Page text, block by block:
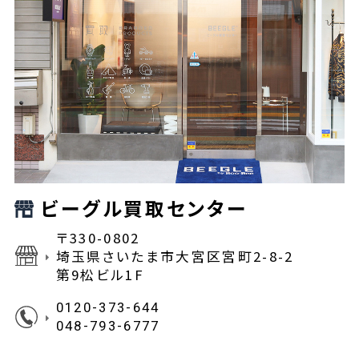
ビーグル買取センター
〒330-0802
埼玉県さいたま市大宮区宮町2-8-2
第9松ビル1F
0120-373-644
048-793-6777